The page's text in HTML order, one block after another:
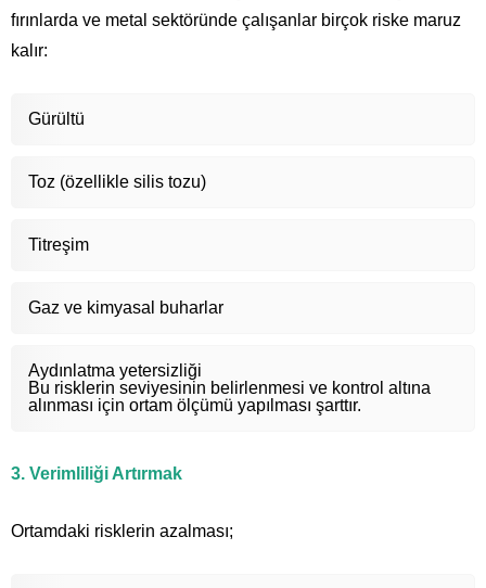
fırınlarda ve metal sektöründe çalışanlar birçok riske maruz
kalır:
Gürültü
Toz (özellikle silis tozu)
Titreşim
Gaz ve kimyasal buharlar
Aydınlatma yetersizliği
Bu risklerin seviyesinin belirlenmesi ve kontrol altına
alınması için ortam ölçümü yapılması şarttır.
3. Verimliliği Artırmak
Ortamdaki risklerin azalması;